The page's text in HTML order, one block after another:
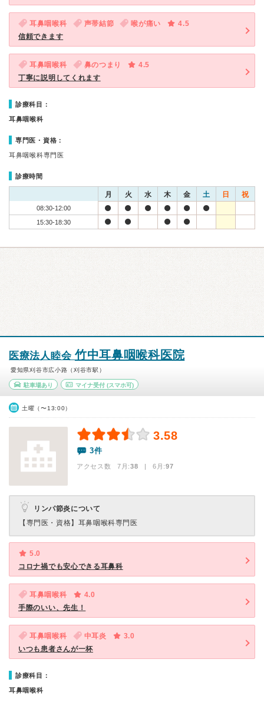
耳鼻咽喉科 声帯結節 喉が痛い
4.5
信頼できます
耳鼻咽喉科 鼻のつまり
4.5
丁寧に説明してくれます
診療科目：
耳鼻咽喉科
専門医・資格：
耳鼻咽喉科専門医
診療時間
月 火 水 木 金 土 日 祝
08:30-12:00
15:30-18:30
医療法人睦会 竹中耳鼻咽喉科医院
愛知県刈谷市広小路（刈谷市駅）
駐車場あり マイナ受付(スマホ可)
土曜（〜13:00）
3.58
3件
アクセス数 7月:38 | 6月:97
リンパ節炎について
【専門医・資格】 耳鼻咽喉科専門医
5.0
コロナ禍でも安心できる耳鼻科
耳鼻咽喉科
4.0
手際のいい、先生！
耳鼻咽喉科 中耳炎
3.0
いつも患者さんが一杯
診療科目：
耳鼻咽喉科